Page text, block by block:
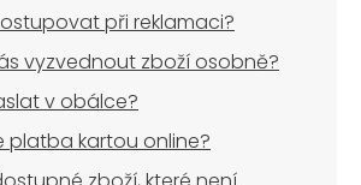
při reklamaci?
vyzvednout zboží osobně?
v obálce?
platba kartou online?